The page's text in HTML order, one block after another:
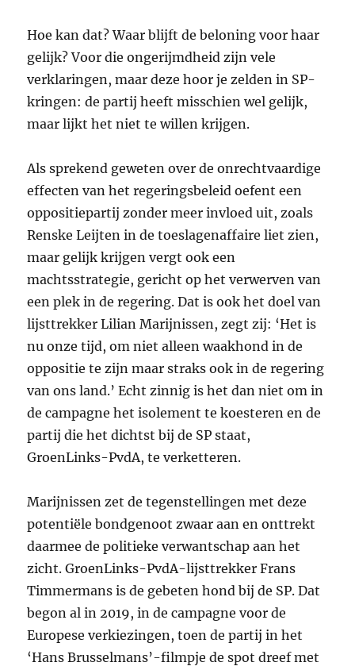
Hoe kan dat? Waar blijft de beloning voor haar
gelijk? Voor die ongerijmdheid zijn vele
verklaringen, maar deze hoor je zelden in SP-
kringen: de partij heeft misschien wel gelijk,
maar lijkt het niet te willen krijgen.
Als sprekend geweten over de onrechtvaardige
effecten van het regeringsbeleid oefent een
oppositiepartij zonder meer invloed uit, zoals
Renske Leijten in de toeslagenaffaire liet zien,
maar gelijk krijgen vergt ook een
machtsstrategie, gericht op het verwerven van
een plek in de regering. Dat is ook het doel van
lijsttrekker Lilian Marijnissen, zegt zij: ‘Het is
nu onze tijd, om niet alleen waakhond in de
oppositie te zijn maar straks ook in de regering
van ons land.’ Echt zinnig is het dan niet om in
de campagne het isolement te koesteren en de
partij die het dichtst bij de SP staat,
GroenLinks-PvdA, te verketteren.
Marijnissen zet de tegenstellingen met deze
potentiële bondgenoot zwaar aan en onttrekt
daarmee de politieke verwantschap aan het
zicht. GroenLinks-PvdA-lijsttrekker Frans
Timmermans is de gebeten hond bij de SP. Dat
begon al in 2019, in de campagne voor de
Europese verkiezingen, toen de partij in het
‘Hans Brusselmans’-filmpje de spot dreef met